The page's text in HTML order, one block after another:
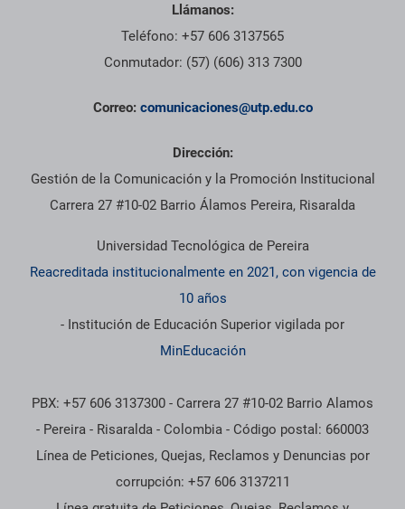
Llámanos:
Teléfono: +57 606 3137565
Conmutador: (57) (606) 313 7300
Correo: comunicaciones@utp.edu.co
Dirección:
Gestión de la Comunicación y la Promoción Institucional
Carrera 27 #10-02 Barrio Álamos Pereira, Risaralda
Universidad Tecnológica de Pereira
Reacreditada institucionalmente en 2021, con vigencia de
10 años
- Institución de Educación Superior vigilada por
MinEducación
PBX: +57 606 3137300 - Carrera 27 #10-02 Barrio Alamos
- Pereira - Risaralda - Colombia - Código postal: 660003
Línea de Peticiones, Quejas, Reclamos y Denuncias por
corrupción: +57 606 3137211